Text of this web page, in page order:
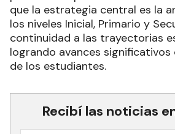
que la estrategia central es la
los niveles Inicial, Primario y
continuidad a las trayectorias
logrando avances significativos
de los estudiantes.
Recibí las noticias